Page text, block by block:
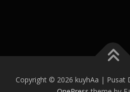
Copyright © 2026 kuyhAa | Pusat